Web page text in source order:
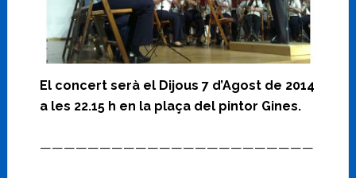
El concert serà el Dijous 7 d’Agost de 2014
a les 22.15 h en la plaça del pintor Gines.
———————————————————————